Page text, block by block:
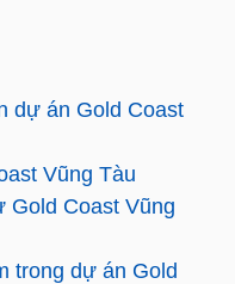
dự án Gold Coast
Vũng Tàu
Gold Coast Vũng
trong dự án Gold